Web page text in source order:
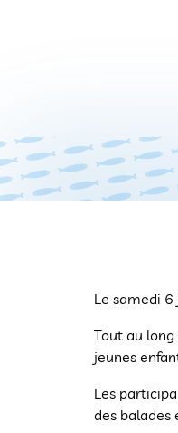
Le samedi 6
Tout au
jeunes
Les
des balades